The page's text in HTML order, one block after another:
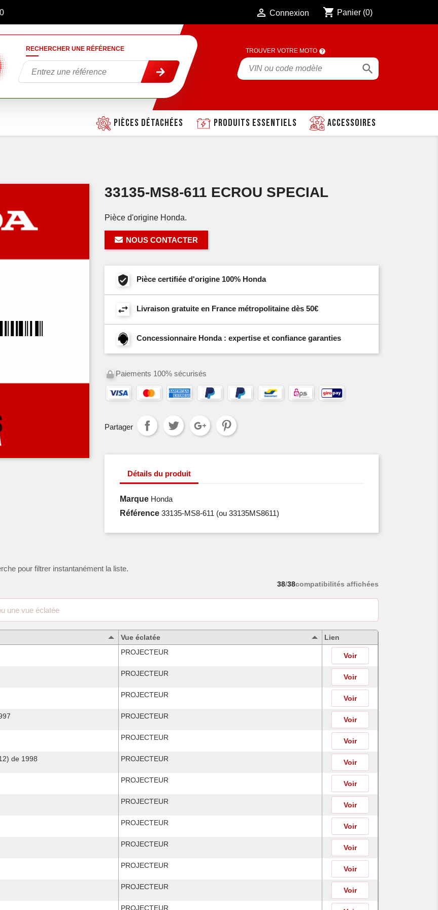
 Connexion shopping_cart Panier (0)
RECHERCHER UNE RÉFÉRENCE TROUVER VOTRE MOTO

Accessoires
Produits essentiels
Pièces détachées
33135-MS8-611 ECROU SPECIAL
Pièce d'origine Honda.
NOUS CONTACTER
Pièce certifiée d'origine 100% Honda
Livraison gratuite en France métropolitaine dès 50€
Concessionnaire Honda : expertise et confiance garanties
Paiements 100% sécurisés
Partager
Détails du produit
Marque Honda
Référence 33135-MS8-611 (ou 33135MS8611)
pour filtrer instantanément la liste.
38/38compatibilités affichées
Vue éclatée
Lien
PROJECTEUR Voir
PROJECTEUR Voir
PROJECTEUR Voir
PROJECTEUR Voir
PROJECTEUR Voir
de 1998 PROJECTEUR Voir
PROJECTEUR Voir
PROJECTEUR Voir
PROJECTEUR Voir
PROJECTEUR Voir
PROJECTEUR Voir
PROJECTEUR Voir
PROJECTEUR